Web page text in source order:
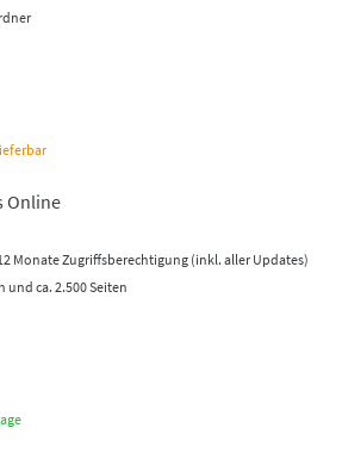
Online
Monate Zugriffsberechtigung (inkl. aller Updates)
ca. 2.500 Seiten